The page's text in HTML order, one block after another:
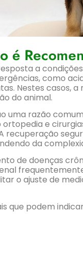
é
a
como
Nestes casos,
do animal.
uma razão
e
recuperação
da
de doenças
o ajuste de
que podem